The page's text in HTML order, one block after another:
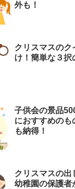
外も！
クリスマスのク
け！簡単な３択
子供会の景品
におすすめのも
も納得！
クリスマスの出
幼稚園の保護者